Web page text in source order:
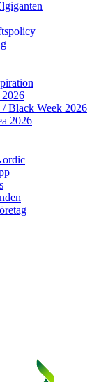
2026
Black Week 2026
2026